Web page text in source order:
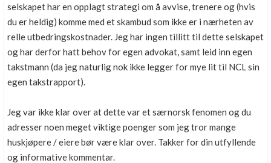
selskapet har en opplagt strategi om å avvise, trenere og (hvis
du er heldig) komme med et skambud som ikke er i nærheten av
relle utbedringskostnader. Jeg har ingen tillitt til dette selskapet
og har derfor hatt behov for egen advokat, samt leid inn egen
takstmann (da jeg naturlig nok ikke legger for mye lit til NCL sin
egen takstrapport).
Jeg var ikke klar over at dette var et særnorsk fenomen og du
adresser noen meget viktige poenger som jeg tror mange
huskjøpere / eiere bør være klar over. Takker for din utfyllende
og informative kommentar.